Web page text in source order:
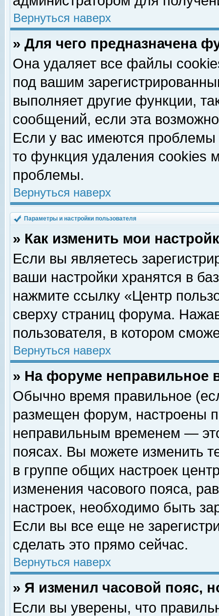
Вернуться наверх
» Для чего предназначена
Она удаляет все файлы
под вашим
выполняет другие функции,
сообщений, если эта
Если у вас имеются
то функция удаления cookies
проблемы.
Вернуться наверх
Параметры и настройки пользователя
» Как изменить мои
Если вы являетесь
ваши настройки хранятся в
нажмите ссылку «Центр
сверху страниц форума.
пользователя, в котором
Вернуться наверх
» На форуме неправильное
Обычно время правильное
размещен форум, настроены
неправильным временем —
поясах. Вы можете изменить
в группе общих настроек
изменения часового пояса,
настроек, необходимо быть
Если вы все еще не
сделать это прямо сейчас.
Вернуться наверх
» Я изменил часовой пояс,
Если вы уверены, что